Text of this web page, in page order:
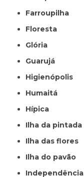
Farroupilha
Floresta
Glória
Guarujá
Higienópolis
Humaitá
Hípica
Ilha da pintada
Ilha das flores
Ilha do pavão
Independência